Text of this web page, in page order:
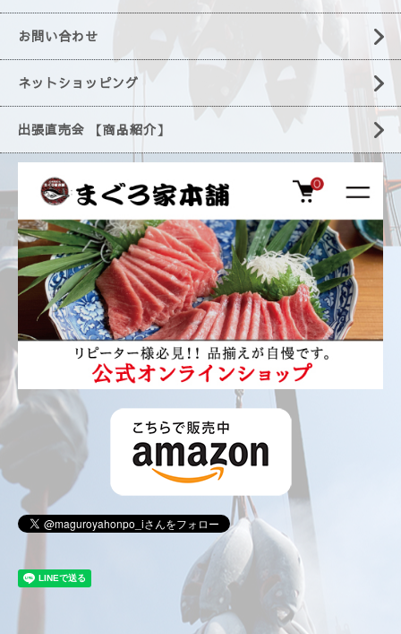
お問い合わせ
ネットショッピング
出張直売会 【商品紹介】